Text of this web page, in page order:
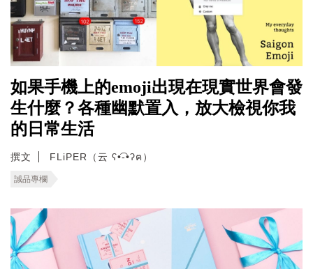
如果手機上的emoji出現在現實世界會發
生什麼？各種幽默置入，放大檢視你我
的日常生活
撰文 FLiPER（云 ʕ•͡-•ʔฅ）
誠品專欄